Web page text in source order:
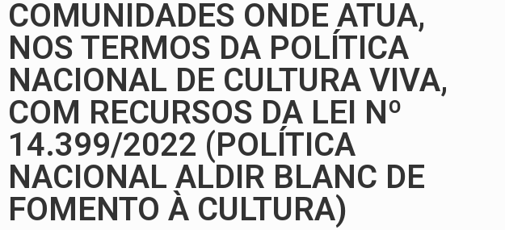
COMUNIDADES ONDE ATUA,
NOS TERMOS DA POLÍTICA
NACIONAL DE CULTURA VIVA,
COM RECURSOS DA LEI Nº
14.399/2022 (POLÍTICA
NACIONAL ALDIR BLANC DE
FOMENTO À CULTURA)